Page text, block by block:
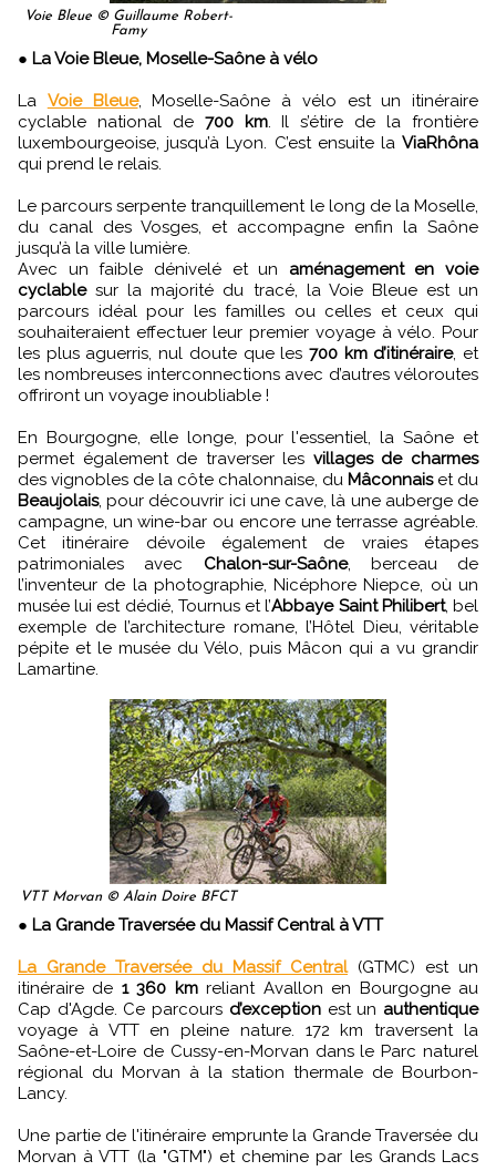
Voie Bleue © Guillaume Robert-
Famy
La Voie Bleue, Moselle-Saône à vélo
La Voie Bleue, Moselle-Saône à vélo est un itinéraire
cyclable national de 700 km. Il s’étire de la frontière
luxembourgeoise, jusqu’à Lyon. C’est ensuite la ViaRhôna
qui prend le relais.
Le parcours serpente tranquillement le long de la Moselle,
du canal des Vosges, et accompagne enfin la Saône
jusqu’à la ville lumière.
Avec un faible dénivelé et un aménagement en voie
cyclablesur la majorité du tracé, la Voie Bleue est un
parcours idéal pour les familles ou celles et ceux qui
souhaiteraient effectuer leur premier voyage à vélo. Pour
les plus aguerris, nul doute que les 700 km d’itinéraire, et
les nombreuses interconnections avec d’autres véloroutes
offriront un voyage inoubliable !
En Bourgogne, elle longe, pour l'essentiel, la Saône et
permet également de traverser les villages de charmes
des vignobles de la côte chalonnaise, du Mâconnaiset du
Beaujolais, pour découvrir ici une cave, là une auberge de
campagne, un wine-bar ou encore une terrasse agréable.
Cet itinéraire dévoile également de vraies étapes
patrimoniales avec Chalon-sur-Saône, berceau de
l’inventeur de la photographie, Nicéphore Niepce, où un
musée lui est dédié, Tournus et l’Abbaye Saint Philibert, bel
exemple de l’architecture romane, l’Hôtel Dieu, véritable
pépite et le musée du Vélo, puis Mâcon qui a vu grandir
Lamartine.
VTT Morvan © Alain Doire BFCT
La Grande Traversée du Massif Central à VTT
La Grande Traversée du Massif Central(GTMC) est un
itinéraire de 1 360 kmreliant Avallon en Bourgogne au
Cap d'Agde. Ce parcours d’exceptionest un authentique
voyage à VTT en pleine nature. 172 km traversent la
Saône-et-Loire de Cussy-en-Morvan dans le Parc naturel
régional du Morvan à la station thermale de Bourbon-
Lancy.
Une partie de l'itinéraire emprunte la Grande Traversée du
Morvan à VTT (la "GTM") et chemine par les Grands Lacs